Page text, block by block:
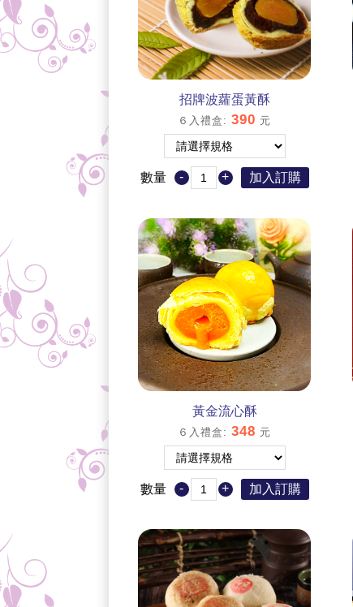
招牌波蘿蛋黃酥
６入禮盒 :390 元
數量 - + 加入訂購
黃金流心酥
６入禮盒 :348 元
數量 - + 加入訂購